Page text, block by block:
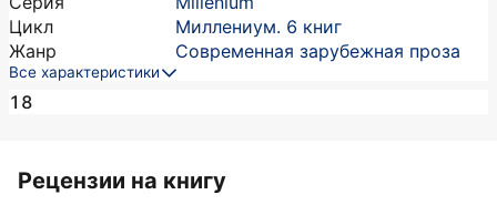
Цикл
Миллениум. 6 книг
Жанр
Современная зарубежная проза
Все характеристики
18
Рецензии на книгу